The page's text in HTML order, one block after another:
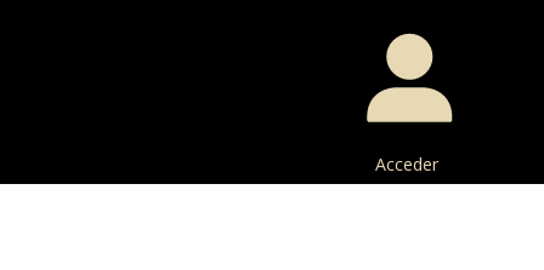
Acceder